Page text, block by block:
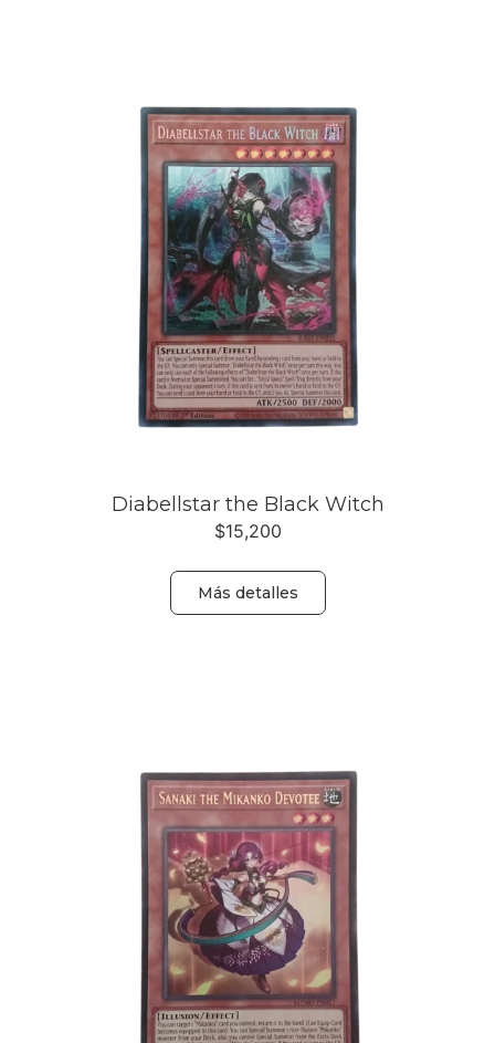
Diabellstar the Black Witch
$15,200
Más detalles